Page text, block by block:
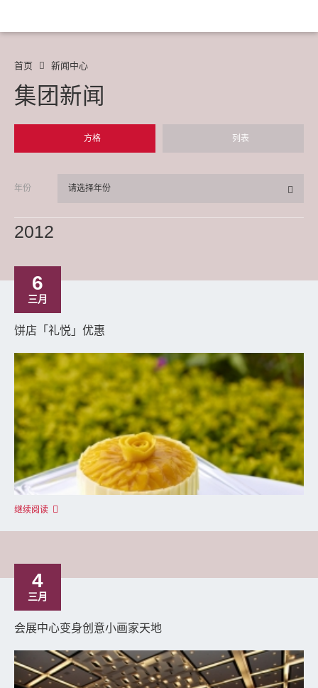
首页 新闻中心
集团新闻
方格 列表
年份 请选择年份
2012
6
三月
饼店「礼悦」优惠
继续阅读
4
三月
会展中心变身创意小画家天地